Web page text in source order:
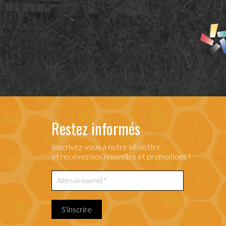
Restez informés
Inscrivez-vous à notre infolettre
et recevez nos nouvelles et promotions !
S'inscrire